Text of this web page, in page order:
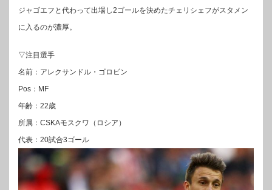
ジャゴエフと代わって出場し2ゴールを決めたチェリシェフがスタメン
に入るのが濃厚。
▽注目選手
名前：アレクサンドル・ゴロビン
Pos：MF
年齢：22歳
所属：CSKAモスクワ（ロシア）
代表：20試合3ゴール